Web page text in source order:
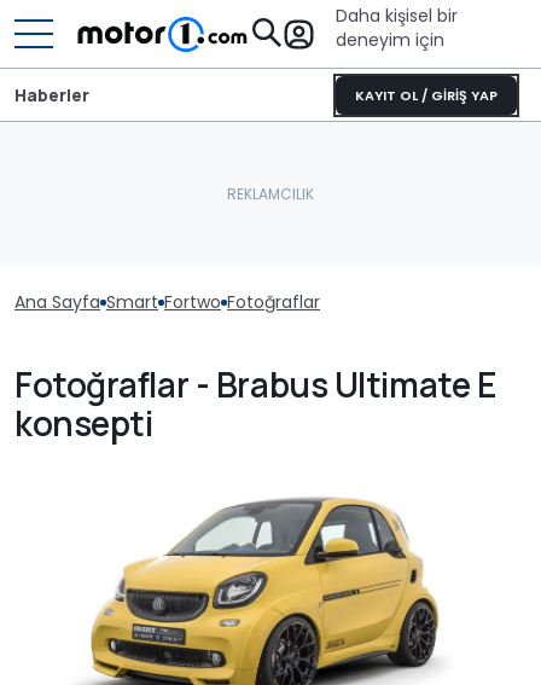
Daha kişisel bir
deneyim için
KAYIT OL / GİRİŞ YAP
Haberler
Ana Sayfa Smart Fortwo Fotoğraflar
Fotoğraflar - Brabus Ultimate E
konsepti